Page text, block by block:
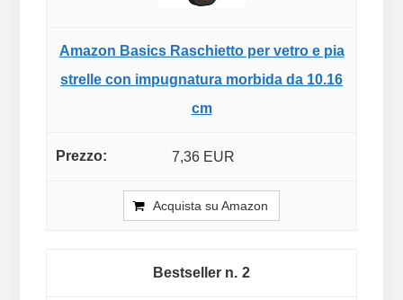
Amazon Basics Raschietto per vetro e pia
strelle con impugnatura morbida da 10.16
cm
7,36 EUR
Acquista su Amazon
2